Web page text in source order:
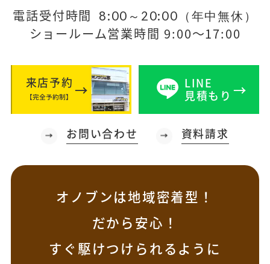
電話受付時間 8:00～20:00（年中無休）
ショールーム営業時間 9:00～17:00
来店予約
【完全予約制】
LINE
見積もり
お問い合わせ 資料請求
オノブンは地域密着型！
だから安心！
すぐ駆けつけられるように